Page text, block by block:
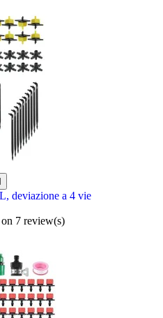
deviazione a 4 vie
7 review(s)